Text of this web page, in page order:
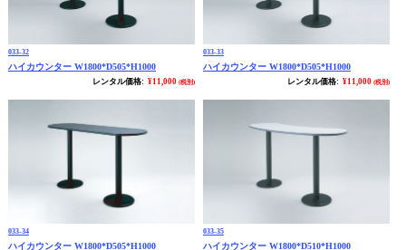
033-32
ハイカウンター W1800*D505*H1000
レンタル価格:¥11,000 (税別)
033-33
ハイカウンター W1800*D505*H1000
レンタル価格:¥11,000 (税別)
033-34
ハイカウンター W1800*D505*H1000
033-35
ハイカウンター W1800*D510*H1000